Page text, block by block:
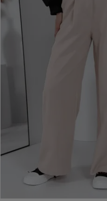
Dodaj do koszyka